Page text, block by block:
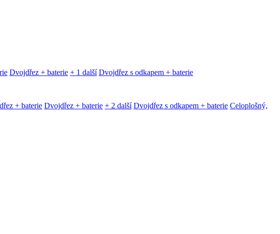
Dvojdřez + baterie + 1 další Dvojdřez s odkapem + baterie
+ baterie Dvojdřez + baterie + 2 další Dvojdřez s odkapem + baterie Celoplošný,